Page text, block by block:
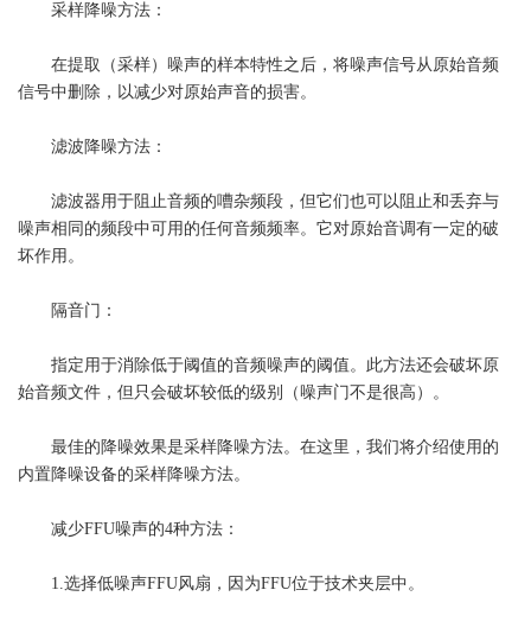
采样降噪方法：
在提取（采样）噪声的样本特性之后，将噪声信号从原始音频
信号中删除，以减少对原始声音的损害。
滤波降噪方法：
滤波器用于阻止音频的嘈杂频段，但它们也可以阻止和丢弃与
噪声相同的频段中可用的任何音频频率。它对原始音调有一定的破
坏作用。
隔音门：
指定用于消除低于阈值的音频噪声的阈值。此方法还会破坏原
始音频文件，但只会破坏较低的级别（噪声门不是很高）。
最佳的降噪效果是采样降噪方法。在这里，我们将介绍使用的
内置降噪设备的采样降噪方法。
减少FFU噪声的4种方法：
1.选择低噪声FFU风扇，因为FFU位于技术夹层中。